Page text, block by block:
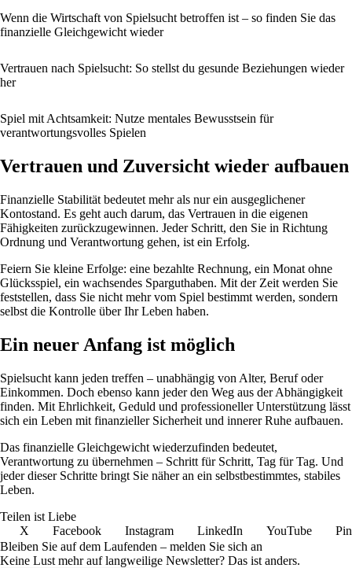
Wenn die Wirtschaft von Spielsucht betroffen ist – so finden Sie das
finanzielle Gleichgewicht wieder
Vertrauen nach Spielsucht: So stellst du gesunde Beziehungen wieder
her
Spiel mit Achtsamkeit: Nutze mentales Bewusstsein für
verantwortungsvolles Spielen
Vertrauen und Zuversicht wieder aufbauen
Finanzielle Stabilität bedeutet mehr als nur ein ausgeglichener
Kontostand. Es geht auch darum, das Vertrauen in die eigenen
Fähigkeiten zurückzugewinnen. Jeder Schritt, den Sie in Richtung
Ordnung und Verantwortung gehen, ist ein Erfolg.
Feiern Sie kleine Erfolge: eine bezahlte Rechnung, ein Monat ohne
Glücksspiel, ein wachsendes Sparguthaben. Mit der Zeit werden Sie
feststellen, dass Sie nicht mehr vom Spiel bestimmt werden, sondern
selbst die Kontrolle über Ihr Leben haben.
Ein neuer Anfang ist möglich
Spielsucht kann jeden treffen – unabhängig von Alter, Beruf oder
Einkommen. Doch ebenso kann jeder den Weg aus der Abhängigkeit
finden. Mit Ehrlichkeit, Geduld und professioneller Unterstützung lässt
sich ein Leben mit finanzieller Sicherheit und innerer Ruhe aufbauen.
Das finanzielle Gleichgewicht wiederzufinden bedeutet,
Verantwortung zu übernehmen – Schritt für Schritt, Tag für Tag. Und
jeder dieser Schritte bringt Sie näher an ein selbstbestimmtes, stabiles
Leben.
Teilen ist Liebe
X
Facebook Instagram LinkedIn YouTube
Bleiben Sie auf dem Laufenden – melden Sie sich an
Keine Lust mehr auf langweilige Newsletter? Das ist anders.